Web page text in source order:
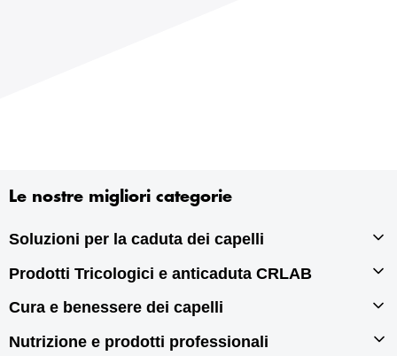
Le nostre migliori categorie
Soluzioni per la caduta dei capelli
Infoltimento capelli
Prodotti Tricologici e anticaduta CRLAB
Prodotti tricologici
Cura e benessere dei capelli
Prodotti per doppie punte
Nutrizione e prodotti professionali